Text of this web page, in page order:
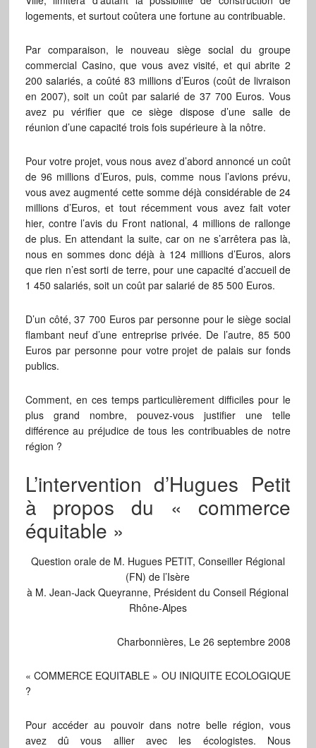
logements, et surtout coûtera une fortune au contribuable.
Par comparaison, le nouveau siège social du groupe
commercial Casino, que vous avez visité, et qui abrite 2
200 salariés, a coûté 83 millions d’Euros (coût de livraison
en 2007), soit un coût par salarié de 37 700 Euros. Vous
avez pu vérifier que ce siège dispose d’une salle de
réunion d’une capacité trois fois supérieure à la nôtre.
Pour votre projet, vous nous avez d’abord annoncé un coût
de 96 millions d’Euros, puis, comme nous l’avions prévu,
vous avez augmenté cette somme déjà considérable de 24
millions d’Euros, et tout récemment vous avez fait voter
hier, contre l’avis du Front national, 4 millions de rallonge
de plus. En attendant la suite, car on ne s’arrêtera pas là,
nous en sommes donc déjà à 124 millions d’Euros, alors
que rien n’est sorti de terre, pour une capacité d’accueil de
1 450 salariés, soit un coût par salarié de 85 500 Euros.
D’un côté, 37 700 Euros par personne pour le siège social
flambant neuf d’une entreprise privée. De l’autre, 85 500
Euros par personne pour votre projet de palais sur fonds
publics.
Comment, en ces temps particulièrement difficiles pour le
plus grand nombre, pouvez-vous justifier une telle
différence au préjudice de tous les contribuables de notre
région ?
L’intervention d’Hugues Petit
à propos du « commerce
équitable »
Question orale de M. Hugues PETIT, Conseiller Régional
(FN) de l’Isère
à M. Jean-Jack Queyranne, Président du Conseil Régional
Rhône-Alpes
Charbonnières, Le 26 septembre 2008
« COMMERCE EQUITABLE » OU INIQUITE ECOLOGIQUE
?
Pour accéder au pouvoir dans notre belle région, vous
avez dû vous allier avec les écologistes. Nous